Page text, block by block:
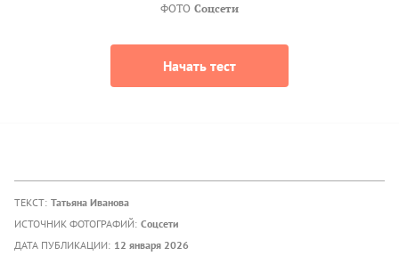
ФОТО Соцсети
Начать тест
ТЕКСТ: Татьяна Иванова
ИСТОЧНИК ФОТОГРАФИЙ: Соцсети
ДАТА ПУБЛИКАЦИИ: 12 января 2026